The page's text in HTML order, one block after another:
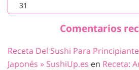
31
Comentarios
Receta Del Sushi Para
Japonés » SushiUp.es en Receta: